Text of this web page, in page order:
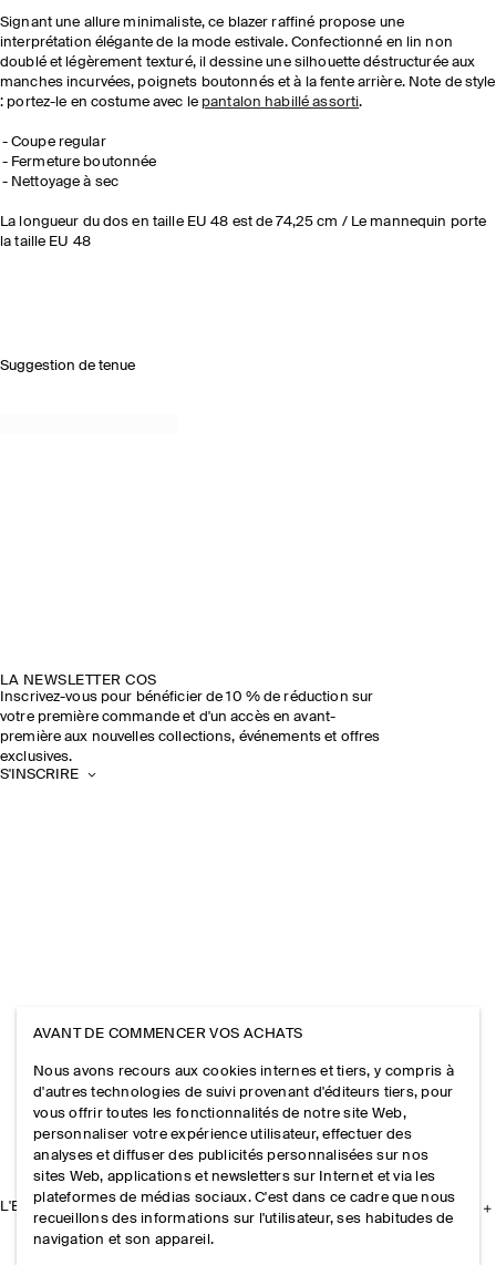
Signant une allure minimaliste, ce blazer raffiné propose une
interprétation élégante de la mode estivale. Confectionné en lin non
doublé et légèrement texturé, il dessine une silhouette déstructurée aux
manches incurvées, poignets boutonnés et à la fente arrière. Note de style
: portez-le en costume avec le pantalon habillé assorti.
Coupe regular
Fermeture boutonnée
Nettoyage à sec
La longueur du dos en taille EU 48 est de 74,25 cm / Le mannequin porte
la taille EU 48
Suggestion de tenue
LA NEWSLETTER COS
Inscrivez-vous pour bénéficier de 10 % de réduction sur
votre première commande et d'un accès en avant-
première aux nouvelles collections, événements et offres
exclusives.
S'INSCRIRE
L'ENTREPRISE
AVANT DE COMMENCER VOS ACHATS
Nous avons recours aux cookies internes et tiers, y compris à
d'autres technologies de suivi provenant d'éditeurs tiers, pour
vous offrir toutes les fonctionnalités de notre site Web,
personnaliser votre expérience utilisateur, effectuer des
analyses et diffuser des publicités personnalisées sur nos
sites Web, applications et newsletters sur Internet et via les
plateformes de médias sociaux. C'est dans ce cadre que nous
recueillons des informations sur l'utilisateur, ses habitudes de
navigation et son appareil.